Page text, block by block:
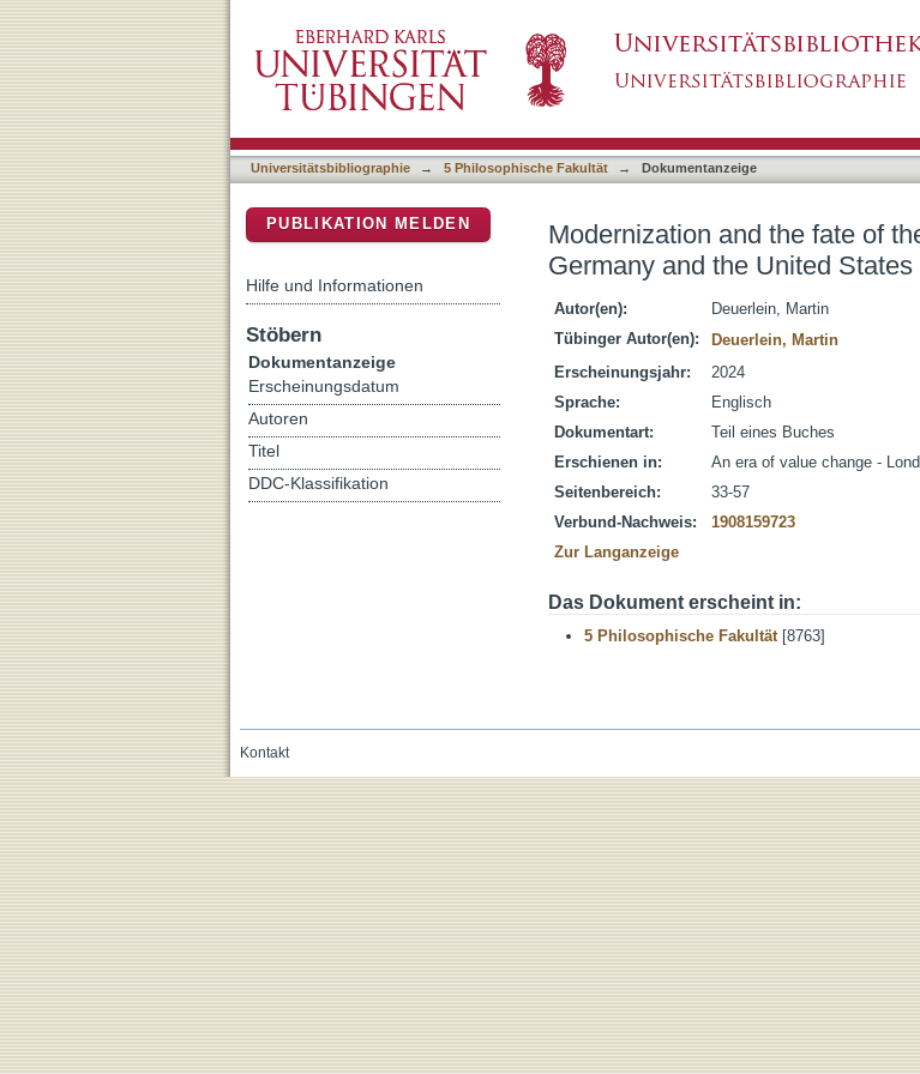
Modernization and the fate of the nation state : expert
States during the long 1970s
Universitätsbibliographie → 5 Philosophische Fakultät → Dokumentanzeige
Modernization and the fate of
Germany and the United
Autor(en):
Deuerlein, Martin
Tübinger Autor(en):
Deuerlein, Martin
Erscheinungsjahr:
2024
Sprache:
Englisch
Dokumentart:
Teil eines Buches
Erschienen in:
An era of value change -
Seitenbereich:
33-57
Verbund-Nachweis:
1908159723
Zur Langanzeige
Das Dokument erscheint in:
5 Philosophische Fakultät[8763]
PUBLIKATION MELDEN
Hilfe und Informationen
Stöbern
Dokumentanzeige
Erscheinungsdatum
Autoren
Titel
DDC-Klassifikation
Kontakt